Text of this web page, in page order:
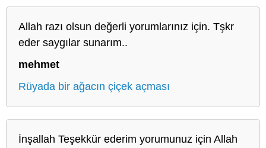
Allah razı olsun değerli yorumlarınız için. Tşkr
eder saygılar sunarım..
mehmet
Rüyada bir ağacın çiçek açması
İnşallah Teşekkür ederim yorumunuz için Allah